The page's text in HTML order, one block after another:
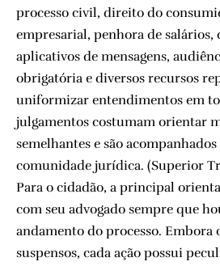
processo civil, direito do
empresarial, penhora de salários,
aplicativos de mensagens,
obrigatória e diversos recursos
uniformizar entendimentos em
julgamentos costumam orientar
semelhantes e são
comunidade jurídica. (Superior
Para o cidadão, a principal
com seu advogado sempre que
andamento do processo. Embora
suspensos, cada ação possui